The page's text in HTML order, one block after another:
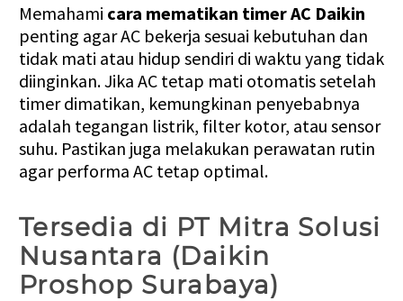
Memahami cara mematikan timer AC Daikin
penting agar AC bekerja sesuai kebutuhan dan
tidak mati atau hidup sendiri di waktu yang tidak
diinginkan. Jika AC tetap mati otomatis setelah
timer dimatikan, kemungkinan penyebabnya
adalah tegangan listrik, filter kotor, atau sensor
suhu. Pastikan juga melakukan perawatan rutin
agar performa AC tetap optimal.
Tersedia di PT Mitra Solusi
Nusantara (Daikin
Proshop Surabaya)